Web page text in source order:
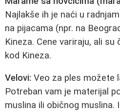
Najlakše ih je naći u
na pijacama (npr. na
Kineza. Cene variraju, ali
kod Kineza.
Velovi: Veo za ples možete
Potreban vam je materijal
muslina ili običnog muslina.